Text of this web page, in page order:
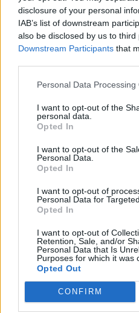
disclosure of your personal
IAB’s list of downstream
also be disclosed by us to third
Downstream Participants that
Personal Data Processing
I want to opt-out of the
personal data.
Opted In
I want to opt-out of the
Personal Data.
Opted In
I want to opt-out of
Personal Data for
Opted In
I want to opt-out of
Retention, Sale, and/or
Personal Data that Is
Purposes for which it was
Opted Out
CONFIRM
Chantal Goya en crise : 2
une confession choc
Laisser un
Votre adresse e-mail ne sera
obligatoires sont indiqués avec
COMMENTAIRE*